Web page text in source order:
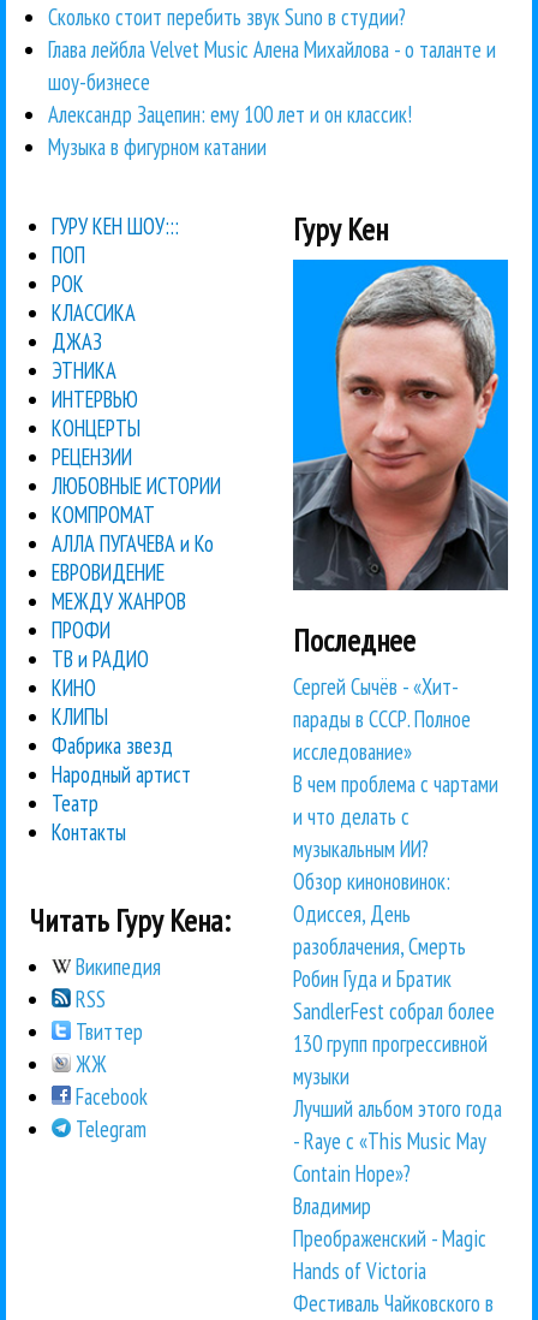
Сколько стоит перебить звук Suno в студии?
Глава лейбла Velvet Music Алена Михайлова - о таланте и
шоу-бизнесе
Александр Зацепин: ему 100 лет и он классик!
Музыка в фигурном катании
ГУРУ КЕН ШОУ:::
ПОП
РОК
КЛАССИКА
ДЖАЗ
ЭТНИКА
ИНТЕРВЬЮ
КОНЦЕРТЫ
РЕЦЕНЗИИ
ЛЮБОВНЫЕ ИСТОРИИ
КОМПРОМАТ
АЛЛА ПУГАЧЕВА и Ко
ЕВРОВИДЕНИЕ
МЕЖДУ ЖАНРОВ
ПРОФИ
ТВ и РАДИО
КИНО
КЛИПЫ
Фабрика звезд
Народный артист
Театр
Контакты
Читать Гуру Кена:
Википедия
RSS
Твиттер
ЖЖ
Facebook
Telegram
Гуру Кен
Последнее
Сергей Сычёв - «Хит-
парады в СССР. Полное
исследование»
В чем проблема с чартами
и что делать с
музыкальным ИИ?
Обзор киноновинок:
Одиссея, День
разоблачения, Смерть
Робин Гуда и Братик
SandlerFest собрал более
130 групп прогрессивной
музыки
Лучший альбом этого года
- Raye с «This Music May
Contain Hope»?
Владимир
Преображенский - Magic
Hands of Victoria
Фестиваль Чайковского в